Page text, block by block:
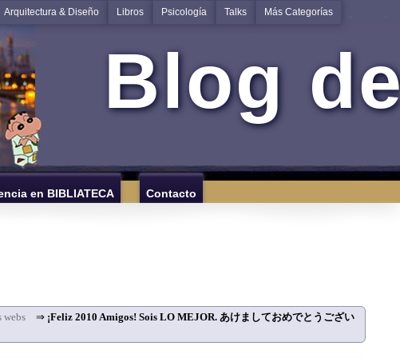
Arquitectura & Diseño Libros Psicología Talks Más Categorías
Blog
en BIBLIATECA Contacto
webs ⇒ ¡Feliz 2010 Amigos! Sois LO MEJOR. あけましておめでとうござい